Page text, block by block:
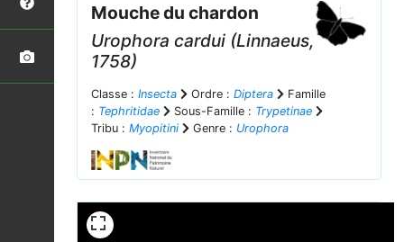
Mouche du chardon
Urophora cardui (Linnaeus,
1758)
Classe : Insecta Ordre : Diptera
Famille
: Tephritidae Sous-Famille : Trypetinae
Tribu : Myopitini Genre : Urophora